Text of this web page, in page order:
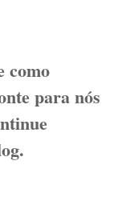
como
para nós